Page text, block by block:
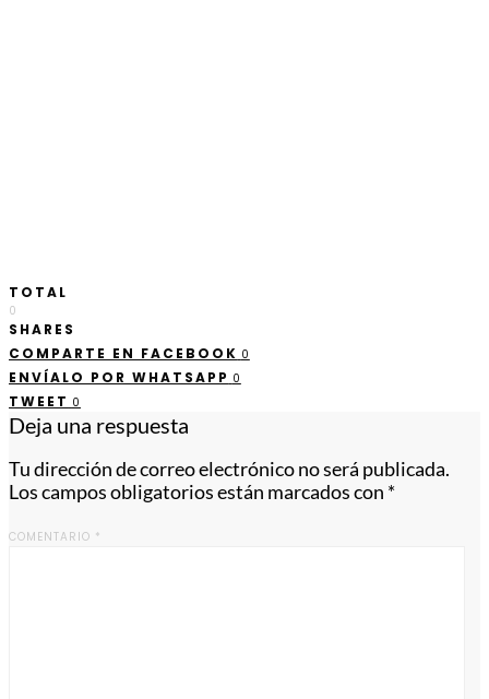
TOTAL
0
SHARES
COMPARTE EN FACEBOOK 0
ENVÍALO POR WHATSAPP 0
TWEET 0
Deja una respuesta
Tu dirección de correo electrónico no será publicada.
Los campos obligatorios están marcados con *
COMENTARIO *